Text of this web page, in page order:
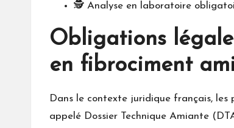
🕵️ Analyse en laboratoire
Obligations
en fibrociment
Dans le contexte juridique français,
appelé Dossier Technique Amiante